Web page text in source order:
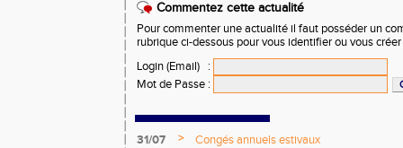
Commentez cette actualité
Pour commenter une actualité il faut posséder un
rubrique ci-dessous pour vous identifier ou vous
Login (Email)
:
Mot de Passe :
31/07 >
Congés annuels estivaux